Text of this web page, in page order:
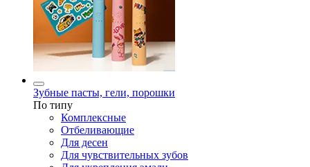
Зубные пасты, гели, порошки
По типу
Комплексные
Отбеливающие
Для десен
Для чувствительных зубов